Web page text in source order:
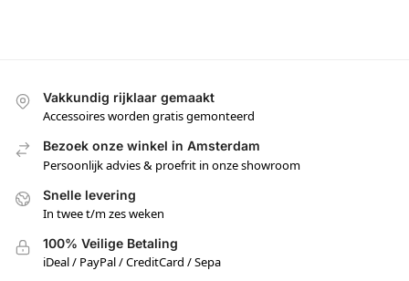
Vakkundig rijklaar gemaakt
Accessoires worden gratis gemonteerd
Bezoek onze winkel in Amsterdam
Persoonlijk advies & proefrit in onze showroom
Snelle levering
In twee t/m zes weken
100% Veilige Betaling
iDeal / PayPal / CreditCard / Sepa